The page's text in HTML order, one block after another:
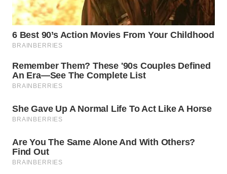
BOROBUDUR
WN
MADURA
WN
SURABAYA
WN
NATUNA
WN
BINTAN